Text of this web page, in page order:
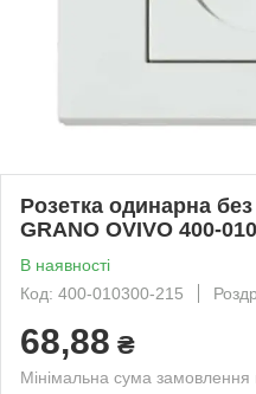
Розетка одинарна
GRANO OVIVO 400-
В наявності
Код: 400-010300-215
68,88 ₴
Мінімальна сума